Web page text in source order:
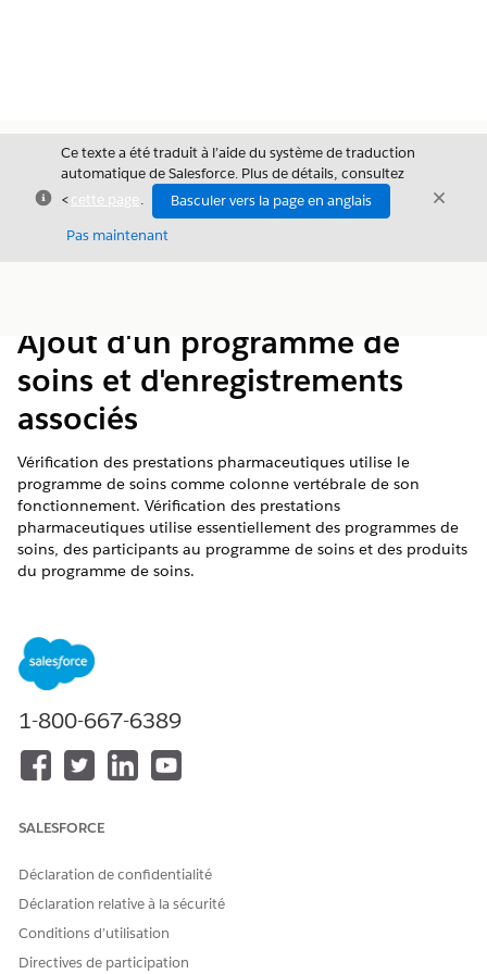
Fermer
Ce texte a été traduit à l’aide du système de traduction
automatique de Salesforce. Plus de détails, consultez
<cette page .
Basculer vers la page en anglais
Pas maintenant
Fermer
Ajout d'un programme de
soins et d'enregistrements
associés
Vérification des prestations pharmaceutiques utilise le
programme de soins comme colonne vertébrale de son
fonctionnement. Vérification des prestations
pharmaceutiques utilise essentiellement des programmes de
soins, des participants au programme de soins et des produits
du programme de soins.
Disponible avec : Lightning Experience
Disponible avec : éditions
Sciences Cloud ou Health Cloud
Utilisez des programmes de soins pour gérer divers
programmes axés sur le patient conçus pour le traitement du
patient inscrit à un programme de soins. Produit du
associé au programme de soins.
1-800-667-6389
SALESFORCE
Déclaration de confidentialité
Déclaration relative à la sécurité
Conditions d’utilisation
Directives de participation